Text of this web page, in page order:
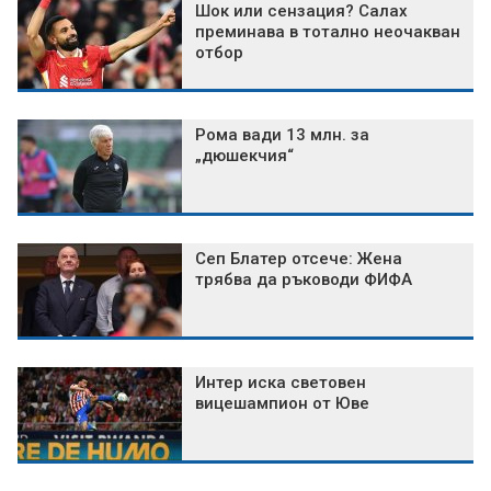
Шок или сензация? Салах
преминава в тотално неочакван
отбор
Рома вади 13 млн. за
„дюшекчия“
Сеп Блатер отсече: Жена
трябва да ръководи ФИФА
Интер иска световен
вицешампион от Юве